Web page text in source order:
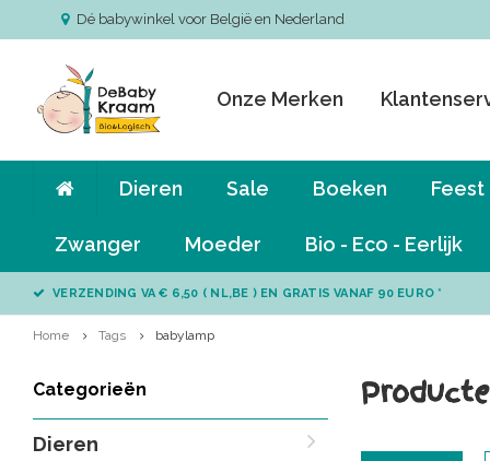
Dé babywinkel voor België en Nederland
Onze Merken
Dieren Sale Boeken Feest
Zwanger Moeder Bio - Eco - Eerlijk
VERZENDING VA € 6,50 ( NL,BE ) EN GRATIS VANAF 90 EURO *
Home Tags babylamp
Categorieën
Dieren